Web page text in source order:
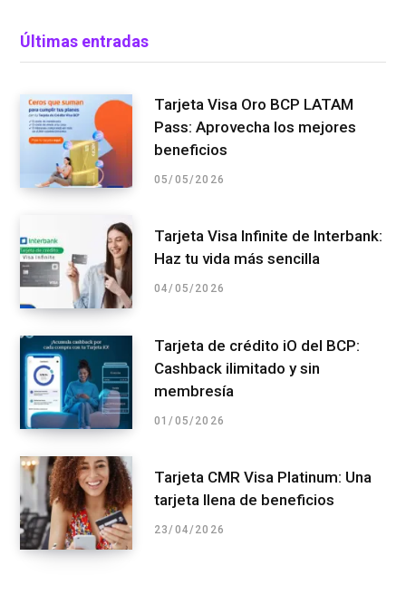
Últimas entradas
Tarjeta Visa Oro BCP LATAM
Pass: Aprovecha los mejores
beneficios
05/05/2026
Tarjeta Visa Infinite de Interbank:
Haz tu vida más sencilla
04/05/2026
Tarjeta de crédito iO del BCP:
Cashback ilimitado y sin
membresía
01/05/2026
Tarjeta CMR Visa Platinum: Una
tarjeta llena de beneficios
23/04/2026